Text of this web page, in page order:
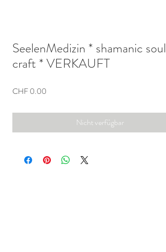
SeelenMedizin * shamanic soul
craft * VERKAUFT
CHF 0.00
Nicht verfügbar